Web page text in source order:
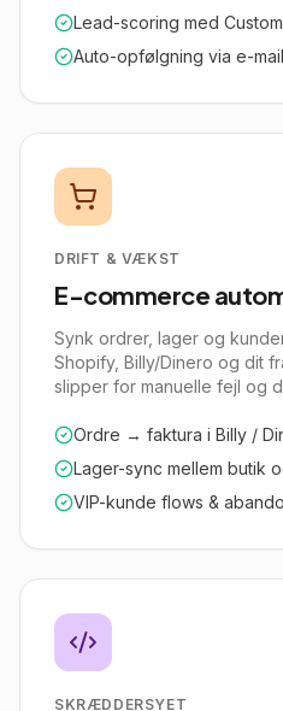
Lead-scoring med
Auto-opfølgning via e-
DRIFT & VÆKST
E-commerce
Synk ordrer, lager og
Shopify, Billy/Dinero og dit
slipper for manuelle fejl og
Ordre → faktura i Billy /
Lager-sync mellem butik
VIP-kunde flows &
SKRÆDDERSYET